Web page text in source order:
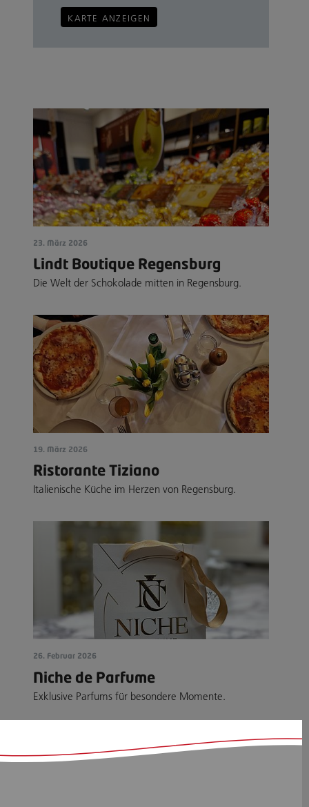
KARTE ANZEIGEN
23. März 2026
Lindt Boutique Regensburg
Die Welt der Schokolade mitten in Regensburg.
19. März 2026
Ristorante Tiziano
Italienische Küche im Herzen von Regensburg.
26. Februar 2026
Niche de Parfume
Exklusive Parfums für besondere Momente.